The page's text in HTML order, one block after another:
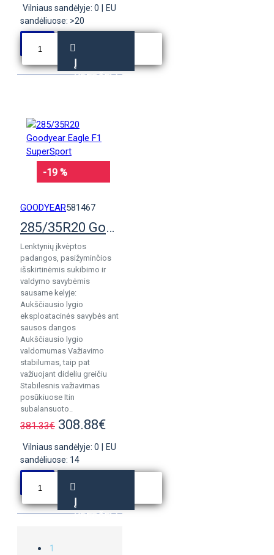
Vilniaus sandėlyje: 0
EU
sandėliuose: >20
Į
KREPŠELĮ
-19 %
GOODYEAR581467
285/35R20 Goodyear Eagle F1 SuperSport
Lenktynių įkvėptos
padangos, pasižyminčios
išskirtinėmis sukibimo ir
valdymo savybėmis
sausame kelyje:
Aukščiausio lygio
eksploatacinės savybės ant
sausos dangos
Aukščiausio lygio
valdomumas Važiavimo
stabilumas, taip pat
važiuojant dideliu greičiu
Stabilesnis važiavimas
posūkiuose Itin
subalansuoto..
381.33€ 308.88€
Vilniaus sandėlyje: 0
EU
sandėliuose: 14
Į
KREPŠELĮ
1